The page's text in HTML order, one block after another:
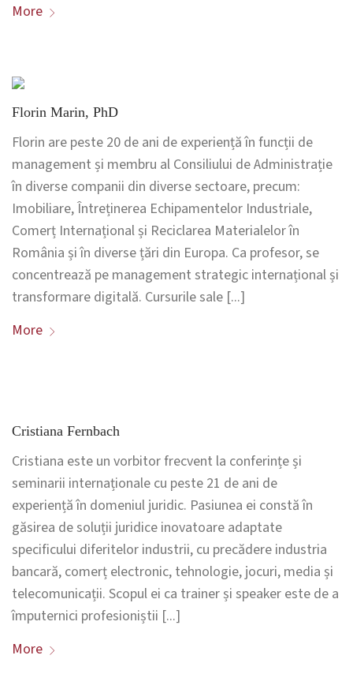
More
Florin Marin, PhD
Florin are peste 20 de ani de experiență în funcții de
management și membru al Consiliului de Administrație
în diverse companii din diverse sectoare, precum:
Imobiliare, Întreținerea Echipamentelor Industriale,
Comerț Internațional și Reciclarea Materialelor în
România și în diverse țări din Europa. Ca profesor, se
concentrează pe management strategic internațional și
transformare digitală. Cursurile sale [...]
More
Cristiana Fernbach
Cristiana este un vorbitor frecvent la conferințe și
seminarii internaționale cu peste 21 de ani de
experiență în domeniul juridic. Pasiunea ei constă în
găsirea de soluții juridice inovatoare adaptate
specificului diferitelor industrii, cu precădere industria
bancară, comerț electronic, tehnologie, jocuri, media și
telecomunicații. Scopul ei ca trainer și speaker este de a
împuternici profesioniștii [...]
More